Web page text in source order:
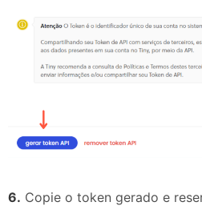
6. Copie o token gerado e